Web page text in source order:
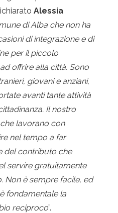
Alessia
di Alba che non ha
di integrazione e di
per il piccolo
offrire alla città. Sono
giovani e anziani,
avanti tante attività
Il nostro
lavorano con
nel tempo a far
del contributo che
servire gratuitamente
Non è sempre facile, ed
fondamentale la
reciproco”.